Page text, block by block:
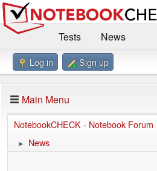
Tests
News
Benchmarks / Technik
Forum
Impressum
Log in Sign up
Main Menu
NotebookCHECK - Notebook Forum
► News